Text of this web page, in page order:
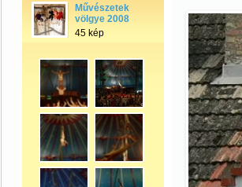
Művészetek
völgye 2008
45 kép